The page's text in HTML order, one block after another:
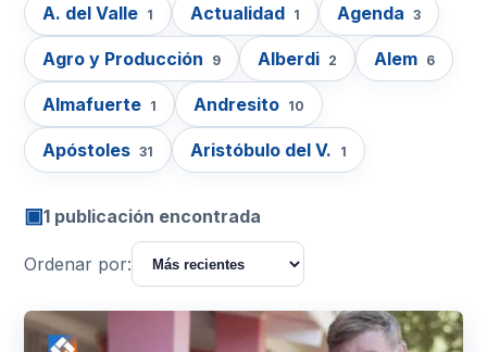
A. del Valle 1 Actualidad 1 Agenda 3
Agro y Producción 9 Alberdi 2 Alem 6
Almafuerte 1 Andresito 10
Apóstoles 31 Aristóbulo del V. 1
▣1 publicación encontrada
Ordenar por: